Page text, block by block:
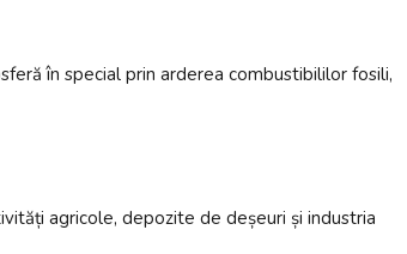
în special prin arderea combustibililor fosili,
agricole, depozite de deșeuri și industria